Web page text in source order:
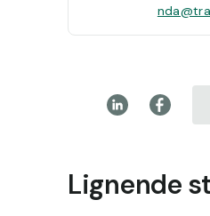
Lignende